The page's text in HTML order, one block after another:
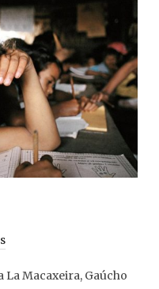
La Macaxeira, Gaúcho